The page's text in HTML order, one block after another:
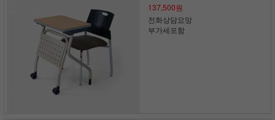
137,500원
전화상담요망
부가세포함